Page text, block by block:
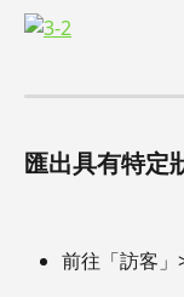
匯出具有特定
前往「訪客」